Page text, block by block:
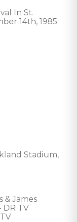
In St.
14th, 1985
Stadium,
& James
DR TV